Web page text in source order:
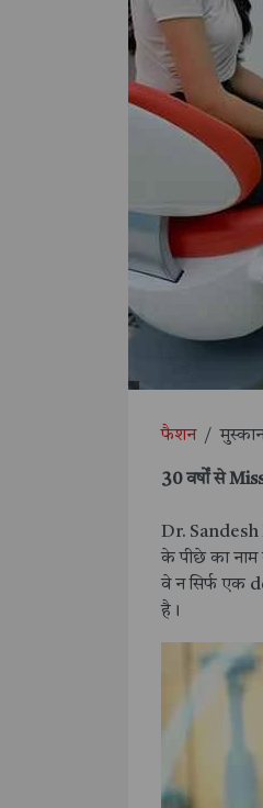
फैशन /
30 वर्षों से
Dr. Sandesh
के पीछे का
वे न सिर्फ एक
है।